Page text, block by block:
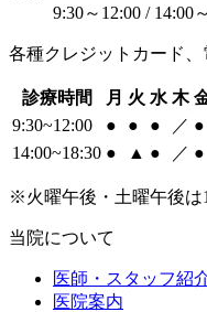
9:30～12:00 / 14:00
各種クレジットカード、
診療時間 月 火 水 木
9:30~12:00
● ● ● ／ ●
14:00~18:30 ● ▲ ● ／ ●
※火曜午後・土曜午後は
当院について
医師・スタッフ紹
医院案内